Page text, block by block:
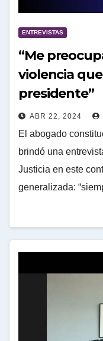
ENTREVISTAS
“Me
violencia
presidente”
ABR 22, 2024
El abogado
brindó una
Justicia en este
generalizada: